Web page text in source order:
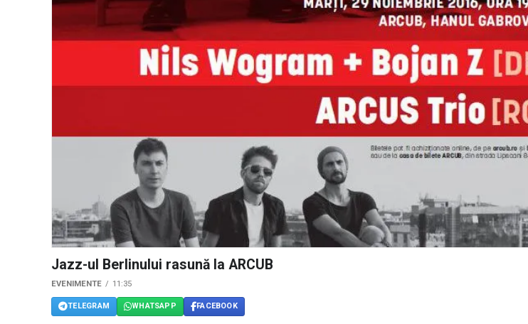
Jazz-ul Berlinului rasună la ARCUB
EVENIMENTE 11:35
TELEGRAM WHATSAPP FACEBOOK